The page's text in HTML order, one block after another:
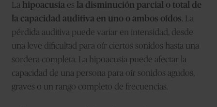
La hipoacusia es
la disminución parcial o total de
la capacidad auditiva en uno o ambos oídos. La
pérdida auditiva puede variar en intensidad, desde
una leve dificultad para oír ciertos sonidos hasta una
sordera completa. La hipoacusia puede afectar la
capacidad de una persona para oír sonidos agudos,
graves o un rango completo de frecuencias.